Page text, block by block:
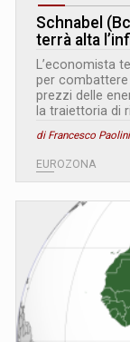
Schnabel
terrà alta
L’economista
per
prezzi delle
la traiettoria di
di Francesco Paolini
EUROZONA